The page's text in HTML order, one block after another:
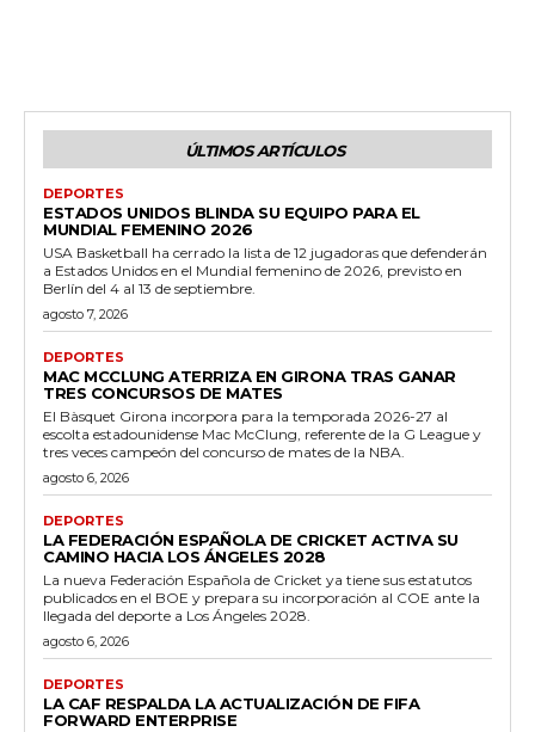
ÚLTIMOS ARTÍCULOS
DEPORTES
ESTADOS UNIDOS BLINDA SU EQUIPO PARA EL
MUNDIAL FEMENINO 2026
USA Basketball ha cerrado la lista de 12 jugadoras que defenderán
a Estados Unidos en el Mundial femenino de 2026, previsto en
Berlín del 4 al 13 de septiembre.
agosto 7, 2026
DEPORTES
MAC MCCLUNG ATERRIZA EN GIRONA TRAS GANAR
TRES CONCURSOS DE MATES
El Bàsquet Girona incorpora para la temporada 2026-27 al
escolta estadounidense Mac McClung, referente de la G League y
tres veces campeón del concurso de mates de la NBA.
agosto 6, 2026
DEPORTES
LA FEDERACIÓN ESPAÑOLA DE CRICKET ACTIVA SU
CAMINO HACIA LOS ÁNGELES 2028
La nueva Federación Española de Cricket ya tiene sus estatutos
publicados en el BOE y prepara su incorporación al COE ante la
llegada del deporte a Los Ángeles 2028.
agosto 6, 2026
DEPORTES
LA CAF RESPALDA LA ACTUALIZACIÓN DE FIFA
FORWARD ENTERPRISE